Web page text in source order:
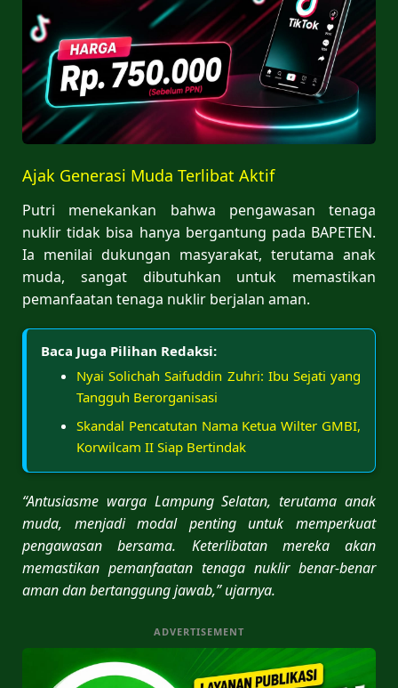
Ajak Generasi Muda Terlibat Aktif
Putri menekankan bahwa pengawasan tenaga
nuklir tidak bisa hanya bergantung pada BAPETEN.
Ia menilai dukungan masyarakat, terutama anak
muda, sangat dibutuhkan untuk memastikan
pemanfaatan tenaga nuklir berjalan aman.
Baca Juga Pilihan Redaksi:
Nyai Solichah Saifuddin Zuhri: Ibu Sejati yang
Tangguh Berorganisasi
Skandal Pencatutan Nama Ketua Wilter GMBI,
Korwilcam II Siap Bertindak
“Antusiasme warga Lampung Selatan, terutama anak
muda, menjadi modal penting untuk memperkuat
pengawasan bersama. Keterlibatan mereka akan
memastikan pemanfaatan tenaga nuklir benar-benar
aman dan bertanggung jawab,” ujarnya.
ADVERTISEMENT